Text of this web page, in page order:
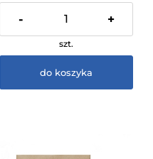
- +
szt.
do koszyka